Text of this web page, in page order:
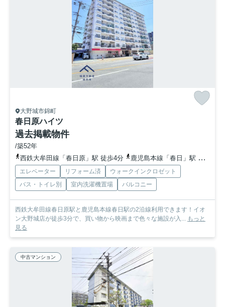
大野城市錦町
春日原ハイツ
過去掲載物件
/築52年
西鉄大牟田線「春日原」駅 徒歩4分
鹿児島本線「春日」駅 徒歩12分
エレベーター リフォーム済
ウォークインクロゼット
バス・トイレ別
室内洗濯機置場 バルコニー
西鉄大牟田線春日原駅と鹿児島本線春日駅の2沿線利用できます！イオ
ン大野城店が徒歩3分で、買い物から映画まで色々な施設が入... もっと
見る
中古マンション